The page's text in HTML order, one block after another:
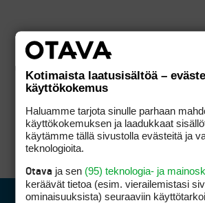
Kotimaista laatusisältöä –
käyttökokemus
Haluamme tarjota sinulle parhaan
käyttökokemuksen ja laadukkaat
käytämme tällä sivustolla evästeitä ja
teknologioita.
Otava ja sen (95) teknologia- ja
keräävät tietoa (esim. vierailemis­tasi
ominaisuuk­sista) seuraaviin